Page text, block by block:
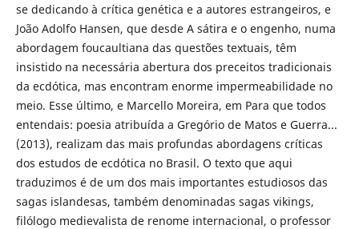
se dedicando à crítica genética e a autores estrangeiros, e
João Adolfo Hansen, que desde A sátira e o engenho, numa
abordagem foucaultiana das questões textuais, têm
insistido na necessária abertura dos preceitos tradicionais
da ecdótica, mas encontram enorme impermeabilidade no
meio. Esse último, e Marcello Moreira, em Para que todos
entendais: poesia atribuída a Gregório de Matos e Guerra...
(2013), realizam das mais profundas abordagens críticas
dos estudos de ecdótica no Brasil. O texto que aqui
traduzimos é de um dos mais importantes estudiosos das
sagas islandesas, também denominadas sagas vikings,
filólogo medievalista de renome internacional, o professor